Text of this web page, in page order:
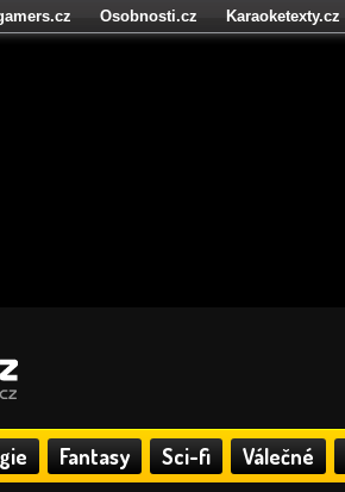
Fantasy Sci-fi Válečné
Osobnosti.cz Karaoketexty.cz